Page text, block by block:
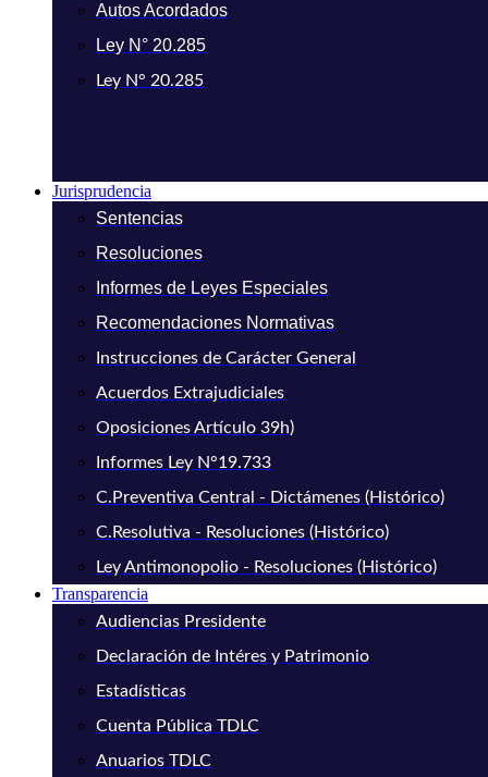
Autos Acordados
Ley N° 20.285
Ley N° 20.285
Jurisprudencia
Sentencias
Resoluciones
Informes de Leyes Especiales
Recomendaciones Normativas
Instrucciones de Carácter General
Acuerdos Extrajudiciales
Oposiciones Artículo 39h)
Informes Ley N°19.733
C.Preventiva Central - Dictámenes (Histórico)
C.Resolutiva - Resoluciones (Histórico)
Ley Antimonopolio - Resoluciones (Histórico)
Transparencia
Audiencias Presidente
Declaración de Intéres y Patrimonio
Estadísticas
Cuenta Pública TDLC
Anuarios TDLC